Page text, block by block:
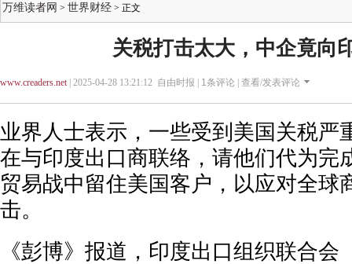
万维读者网 > 世界财经 > 正文
关税打击太大，中企竟向
www.creaders.net| 2025-04-28 13:21:12 自由时报 | 1条评论 | 查看/发表评论
业界人士表示，一些受到美国关税严
在与印度出口商联络，请他们代为完
贸易战中留住美国客户，以应对全球
击。
《彭博》报道，印度出口组织联合